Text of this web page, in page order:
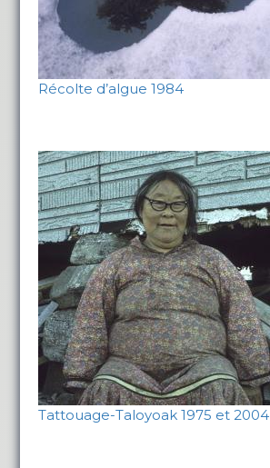
Récolte d’algue 1984
Tattouage-Taloyoak 1975 et 2004